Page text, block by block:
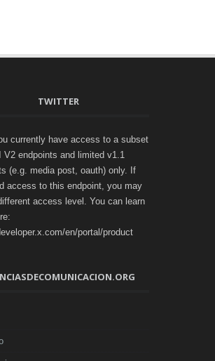
TWITTER
currently have access to a subset
V2 endpoints and limited v1.1
(e.g. media post, oauth) only. If
access to this endpoint, you may
access level. You can learn
en/portal/product